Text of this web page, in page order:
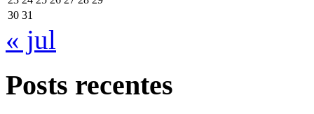
30 31
« jul
Posts recentes